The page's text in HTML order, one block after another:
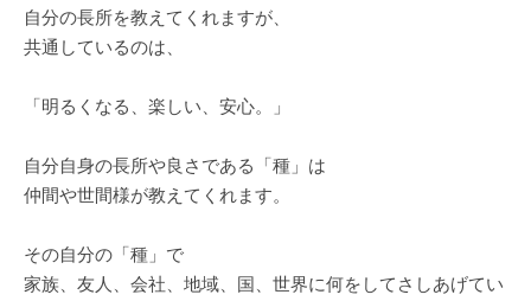
自分の長所を教えてくれますが、
共通しているのは、
「明るくなる、楽しい、安心。」
自分自身の長所や良さである「種」は
仲間や世間様が教えてくれます。
その自分の「種」で
家族、友人、会社、地域、国、世界に何をしてさしあげてい